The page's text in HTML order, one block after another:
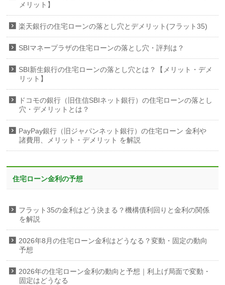
メリット】
楽天銀行の住宅ローンの落とし穴とデメリット(フラット35)
SBIマネープラザの住宅ローンの落とし穴・評判は？
SBI新生銀行の住宅ローンの落とし穴とは？【メリット・デメ
リット】
ドコモの銀行（旧住信SBIネット銀行）の住宅ローンの落とし
穴・デメリットとは？
PayPay銀行（旧ジャパンネット銀行）の住宅ローン 金利や
諸費用、メリット・デメリット を解説
住宅ローン金利の予想
フラット35の金利はどう決まる？機構債利回りと金利の関係
を解説
2026年8月の住宅ローン金利はどうなる？変動・固定の動向
予想
2026年の住宅ローン金利の動向と予想｜利上げ局面で変動・
固定はどうなる